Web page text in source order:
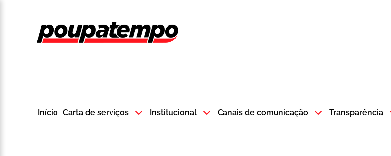
Logo do Poupatempo SP GOV BR direciona para a página inicial
Início Carta de serviços Institucional Canais de comunicação Transparência